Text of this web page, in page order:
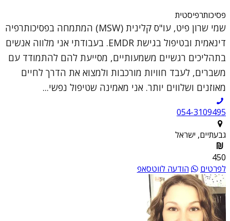
פסיכותרפיסטית
שמי שרון פיט, עו"ס קלינית (MSW) המתמחה בפסיכותרפיה
דינאמית ובטיפול בגישת EMDR. בעבודתי אני מלווה אנשים
בתהליכים רגשיים משמעותיים, מסייעת להם להתמודד עם
משברים, לעבד חוויות מורכבות ולמצוא את הדרך לחיים
מאוזנים ושלווים יותר. אני מאמינה שטיפול נפשי...
054-3109495
גבעתיים, ישראל
450
לפרטים
הודעה לווטסאפ